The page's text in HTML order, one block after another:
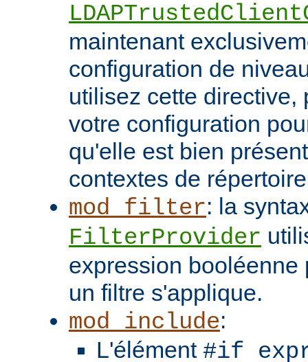
maintenant
configuration de
utilisez cette directive,
votre configuration
qu'elle est bien
contextes de
mod_filter: la
FilterProvider
expression booléenne
un filtre s'applique.
mod_include:
L'élément #if